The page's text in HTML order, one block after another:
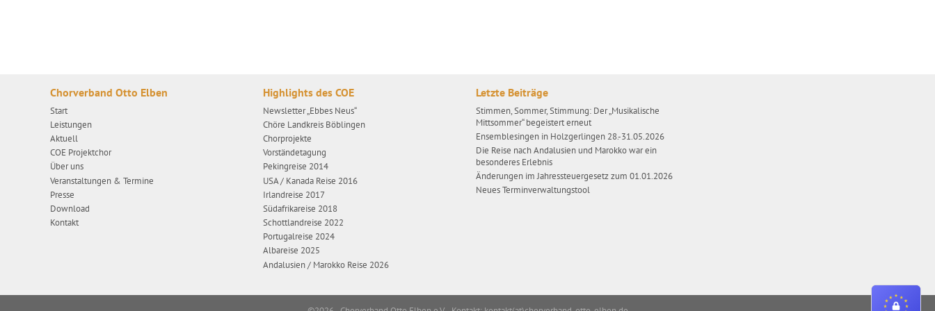
Chorverband Otto Elben
Start
Leistungen
Aktuell
COE Projektchor
Über uns
Veranstaltungen & Termine
Presse
Download
Kontakt
Highlights des COE
Newsletter „Ebbes Neus“
Chöre Landkreis Böblingen
Chorprojekte
Vorständetagung
Pekingreise 2014
USA / Kanada Reise 2016
Irlandreise 2017
Südafrikareise 2018
Schottlandreise 2022
Portugalreise 2024
Albareise 2025
Andalusien / Marokko Reise 2026
Letzte Beiträge
Stimmen, Sommer, Stimmung: Der „Musikalische
Mittsommer“ begeistert erneut
Ensemblesingen in Holzgerlingen 28.-31.05.2026
Die Reise nach Andalusien und Marokko war ein
besonderes Erlebnis
Änderungen im Jahressteuergesetz zum 01.01.2026
Neues Terminverwaltungstool